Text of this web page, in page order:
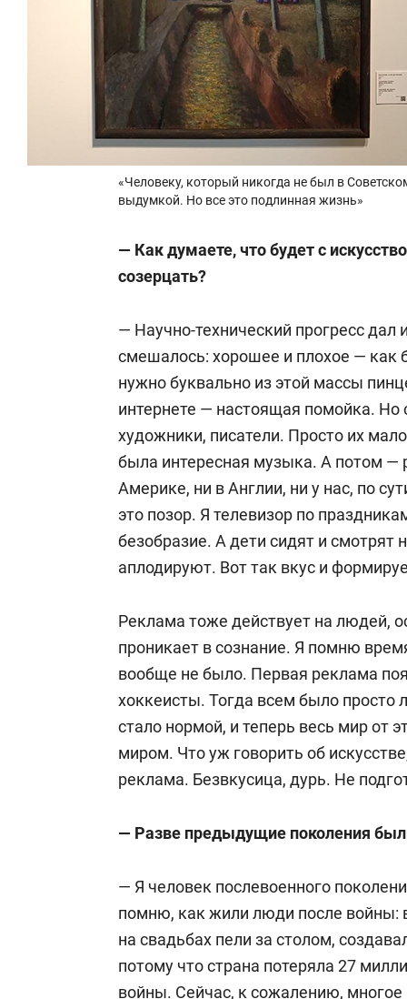
«Человеку, который никогда не был в
выдумкой. Но все это подлинная жизнь»
— Как думаете, что будет с
созерцать?
— Научно-технический прогресс
смешалось: хорошее и плохое — как
нужно буквально из этой массы
интернете — настоящая помойка.
художники, писатели. Просто их
была интересная музыка. А потом —
Америке, ни в Англии, ни у нас, по
это позор. Я телевизор по
безобразие. А дети сидят и смотрят
аплодируют. Вот так вкус и
Реклама тоже действует на людей,
проникает в сознание. Я помню
вообще не было. Первая реклама
хоккеисты. Тогда всем было просто
стало нормой, и теперь весь мир от
миром. Что уж говорить об
реклама. Безвкусица, дурь. Не
— Разве предыдущие поколения
— Я человек послевоенного
помню, как жили люди после войны:
на свадьбах пели за столом,
потому что страна потеряла 27
войны. Сейчас, к сожалению, многое